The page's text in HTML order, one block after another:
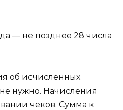
— не позднее 28 числа
об исчисленных
нужно. Начисления
чеков. Сумма к